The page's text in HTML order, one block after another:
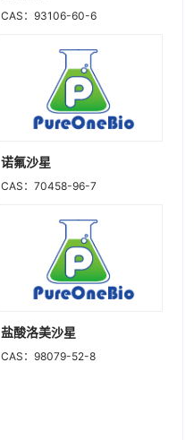
CAS：93106-60-6
诺氟沙星
CAS：70458-96-7
盐酸洛美沙星
CAS：98079-52-8